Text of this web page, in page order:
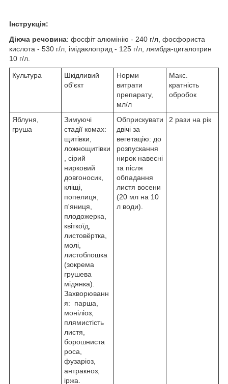
Інструкція:
Діюча речовина: фосфіт алюмінію - 240 г/л, фосфориста
кислота - 530 г/л, імідаклоприд - 125 г/л, лямбда-цигалотрин
10 г/л.
Культура
Шкідливий
об'єкт
Норми
витрати
препарату,
мл/л
Макс.
кратність
обробок
Яблуня,
груша
Зимуючі
стадії комах:
щитівки,
ложнощитівки
, сірий
нирковий
довгоносик,
кліщі,
попелиця,
п'яниця,
плодожерка,
квіткоїд,
листовёртка,
молі,
листоблошка
(зокрема
грушева
мідянка).
Захворюванн
я: парша,
моніліоз,
плямистість
листя,
борошниста
роса,
фузаріоз,
антракноз,
іржа.
Обприскувати
двічі за
вегетацію: до
розпускання
нирок навесні
та після
обпадання
листя восени
(20 мл на 10
л води).
2 рази на рік